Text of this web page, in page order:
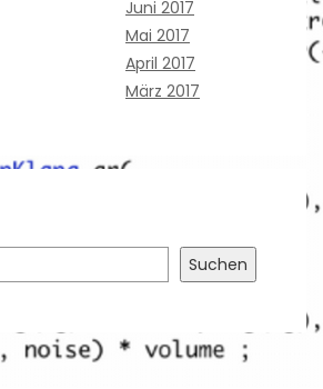
Juni 2017
Mai 2017
April 2017
März 2017
Suchen